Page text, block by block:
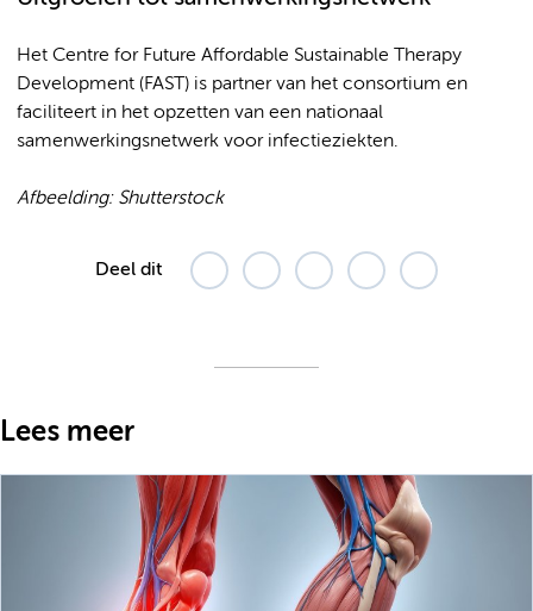
Het Centre for Future Affordable Sustainable Therapy
Development (FAST) is partner van het consortium en
faciliteert in het opzetten van een nationaal
samenwerkingsnetwerk voor infectieziekten.
Afbeelding: Shutterstock
Deel dit
Lees meer